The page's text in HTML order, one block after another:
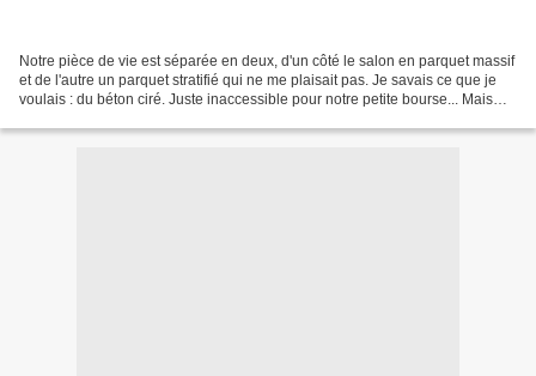
Notre pièce de vie est séparée en deux, d'un côté le salon en parquet massif
et de l'autre un parquet stratifié qui ne me plaisait pas. Je savais ce que je
voulais : du béton ciré. Juste inaccessible pour notre petite bourse... Mais